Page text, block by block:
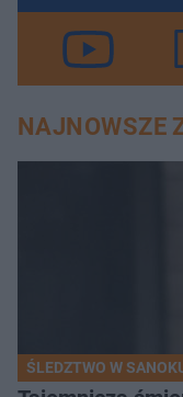
NAJNOWSZE
ŚLEDZTWO W